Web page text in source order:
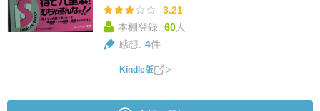
3.21
本棚登録: 60人
感想: 4件
Kindle版